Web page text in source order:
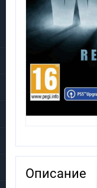
Описание